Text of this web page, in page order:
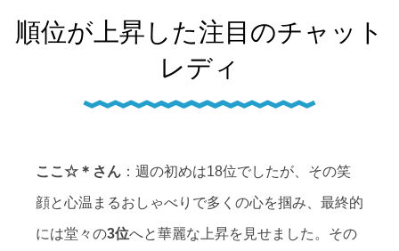
順位が上昇した注目のチャット
レディ
ここ☆＊さん ：週の初めは18位でしたが、その笑
顔と心温まるおしゃべりで多くの心を掴み、最終的
には堂々の3位へと華麗な上昇を見せました。その